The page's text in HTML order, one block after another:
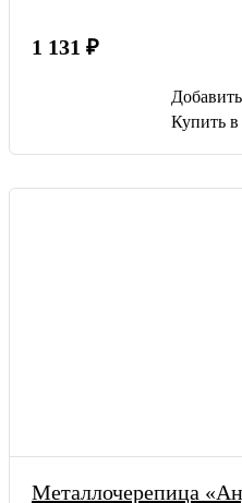
1 131 ₽
Купить
Металлочерепица